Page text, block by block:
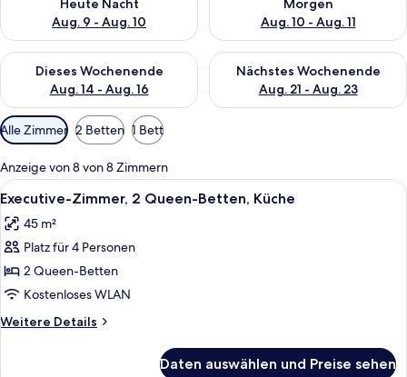
Heute Nacht
Aug. 9 - Aug. 10
Morgen
Aug. 10 - Aug. 11
Dieses Wochenende
Aug. 14 - Aug. 16
Überprüfe die Verfügbarkeit für dieses Wochenende, Aug. 14
Nächstes Wochenende
Aug. 21 - Aug. 23
Überprüfe die Verfügbarkeit
Verfügbare
Filter
für
Zimmer
Alle Zimmer 2 Betten 1 Bett
Anzeige von 8 von 8 Zimmern
Alle
Fotos
für
Executive-
Zimmer,
2 Queen-
Betten,
Küche
Ein Hotelzimmer mit zwei Betten,
5
Executive-Zimmer, 2 Queen-Betten, Küche
45 m²
Platz für 4 Personen
2 Queen-Betten
Kostenloses WLAN
Weitere Details
Weitere
Daten auswählen und Preise sehen